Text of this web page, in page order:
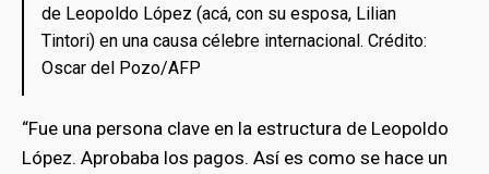
de Leopoldo López (acá, con su esposa, Lilian
Tintori) en una causa célebre internacional. Crédito:
Oscar del Pozo/AFP
“Fue una persona clave en la estructura de Leopoldo
López. Aprobaba los pagos. Así es como se hace un